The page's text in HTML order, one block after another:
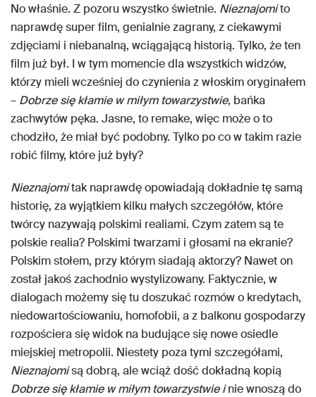
No właśnie. Z pozoru wszystko świetnie. Nieznajomito
naprawdę super film, genialnie zagrany, z ciekawymi
zdjęciami i niebanalną, wciągającą historią. Tylko, że ten
film już był. I w tym momencie dla wszystkich widzów,
którzy mieli wcześniej do czynienia z włoskim oryginałem
– Dobrze się kłamie w miłym towarzystwie, bańka
zachwytów pęka. Jasne, to remake, więc może o to
chodziło, że miał być podobny. Tylko po co w takim razie
robić filmy, które już były?
Nieznajomitak naprawdę opowiadają dokładnie tę samą
historię, za wyjątkiem kilku małych szczegółów, które
twórcy nazywają polskimi realiami. Czym zatem są te
polskie realia? Polskimi twarzami i głosami na ekranie?
Polskim stołem, przy którym siadają aktorzy? Nawet on
został jakoś zachodnio wystylizowany. Faktycznie, w
dialogach możemy się tu doszukać rozmów o kredytach,
niedowartościowaniu, homofobii, a z balkonu gospodarzy
rozpościera się widok na budujące się nowe osiedle
miejskiej metropolii. Niestety poza tymi szczegółami,
Nieznajomisą dobrą, ale wciąż dość dokładną kopią
Dobrze się kłamie w miłym towarzystwie inie wnoszą do